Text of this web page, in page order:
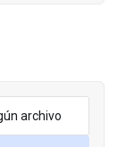
archivo